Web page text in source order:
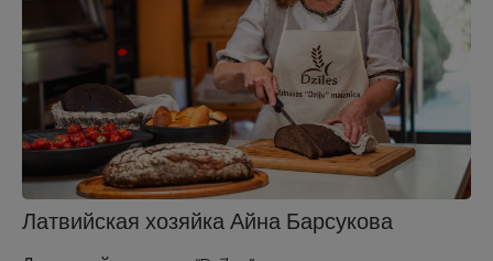
Латвийская хозяйка Айна Барсукова